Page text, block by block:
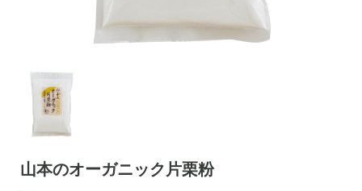
山本のオーガニック片栗粉